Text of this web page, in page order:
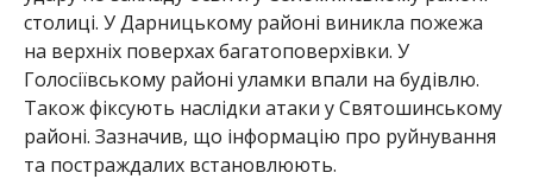
столиці. У Дарницькому районі виникла пожежа
на верхніх поверхах багатоповерхівки. У
Голосіївському районі уламки впали на будівлю.
Також фіксують наслідки атаки у Святошинському
районі. Зазначив, що інформацію про руйнування
та постраждалих встановлюють.